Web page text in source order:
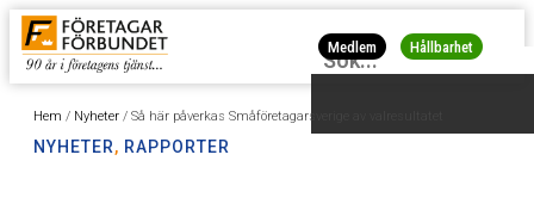
Medlem Hållbarhet
Hem / Nyheter / Så här påverkas Småföretagarsverige av valresultatet
NYHETER, RAPPORTER